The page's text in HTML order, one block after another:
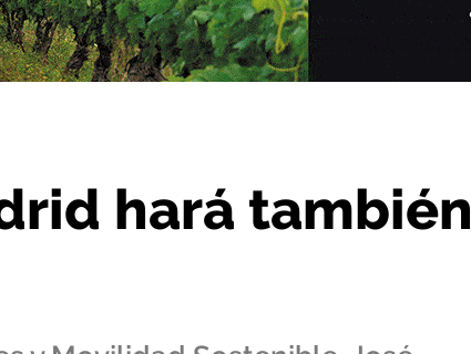
parada en Haro
hará también